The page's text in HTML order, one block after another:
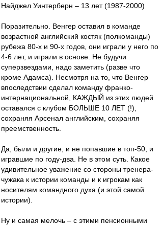
Найджел Уинтерберн – 13 лет (1987-2000)
Поразительно. Венгер оставил в команде
возрастной английский костяк (полкоманды)
рубежа 80-х и 90-х годов, они играли у него по
4-6 лет, и играли в основе. Не будучи
суперзвездами, надо заметить (разве что
кроме Адамса). Несмотря на то, что Венгер
впоследствии сделал команду франко-
интернациональной, КАЖДЫЙ из этих людей
оставался с клубом БОЛЬШЕ 10 ЛЕТ (!),
сохраняя Арсенал английским, сохраняя
преемственность.
Да, были и другие, и не попавшие в топ-50, и
игравшие по году-два. Не в этом суть. Какое
удивительное уважение со стороны тренера-
чужака к истории команды и к игрокам как
носителям командного духа (и этой самой
истории).
Ну и самая мелочь – с этими пенсионными